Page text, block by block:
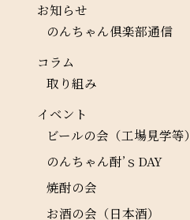
お知らせ
のんちゃん倶楽部通信
コラム
取り組み
イベント
ビールの会（工場見学等）
のんちゃん酎’ｓDAY
焼酎の会
お酒の会（日本酒）